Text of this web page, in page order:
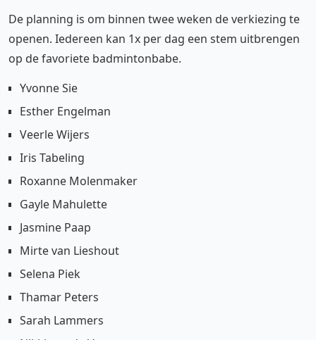
De planning is om binnen twee weken de verkiezing te
openen. Iedereen kan 1x per dag een stem uitbrengen
op de favoriete badmintonbabe.
Yvonne Sie
Esther Engelman
Veerle Wijers
Iris Tabeling
Roxanne Molenmaker
Gayle Mahulette
Jasmine Paap
Mirte van Lieshout
Selena Piek
Thamar Peters
Sarah Lammers